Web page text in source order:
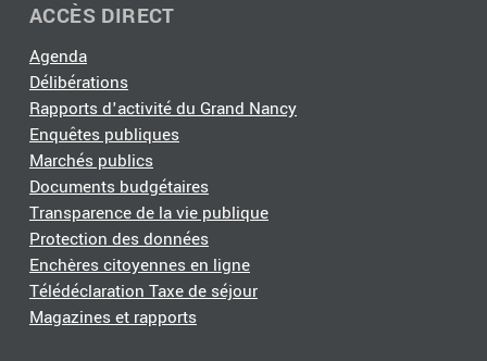
ACCÈS DIRECT
Agenda
Délibérations
Rapports d'activité du Grand Nancy
Enquêtes publiques
Marchés publics
Documents budgétaires
Transparence de la vie publique
Protection des données
Enchères citoyennes en ligne
Télédéclaration Taxe de séjour
Magazines et rapports